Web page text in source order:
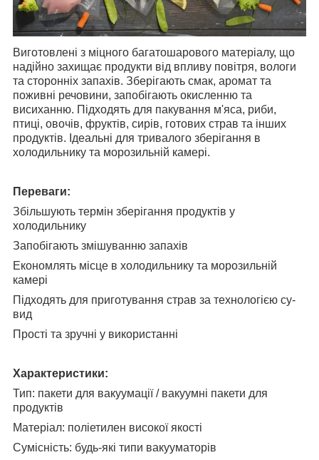
Виготовлені з міцного багатошарового матеріалу, що
надійно захищає продукти від впливу повітря, вологи
та сторонніх запахів. Зберігають смак, аромат та
поживні речовини, запобігають окисленню та
висиханню. Підходять для пакування м'яса, риби,
птиці, овочів, фруктів, сирів, готових страв та інших
продуктів. Ідеальні для тривалого зберігання в
холодильнику та морозильній камері.
Переваги:
Збільшують термін зберігання продуктів у
холодильнику
Запобігають змішуванню запахів
Економлять місце в холодильнику та морозильній
камері
Підходять для приготування страв за технологією су-
вид
Прості та зручні у використанні
Характеристики:
Тип: пакети для вакуумації / вакуумні пакети для
продуктів
Матеріал: поліетилен високої якості
Сумісність: будь-які типи вакууматорів